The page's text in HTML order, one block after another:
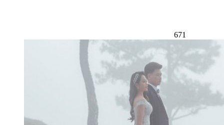
671